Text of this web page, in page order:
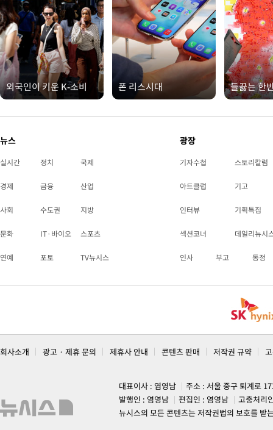
외국인이 키운 K-소비 폰 리스시대 들끓는 한
뉴스
실시간 정치 국제
경제 금융 산업
사회 수도권 지방
문화 IT·바이오 스포츠
연예 포토 TV뉴시스
광장
기자수첩 스토리칼럼
아트클럽 기고
인터뷰 기획특집
섹션코너 데일리뉴시
인사 부고 동정
회사소개 광고 · 제휴 문의 제휴사 안내 콘텐츠 판매 저작권 규약
대표이사 : 염영남
주소 : 서울 중구 퇴계로
발행인 : 염영남
편집인 : 염영남
고충처리
뉴시스의 모든 콘텐츠는 저작권법의 보호를